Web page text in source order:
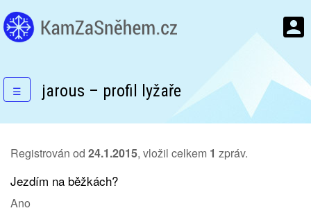
☰ jarous – profil lyžaře
Registrován od 24.1.2015, vložil celkem 1 zpráv.
Jezdím na běžkách?
Ano